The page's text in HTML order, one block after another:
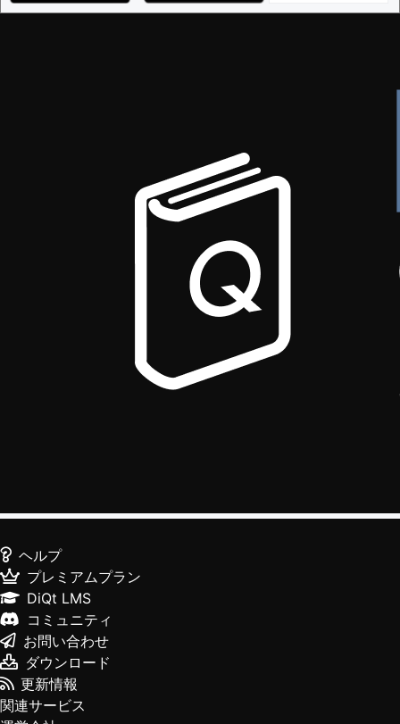
ヘルプ
プレミアムプラン
DiQt LMS
コミュニティ
お問い合わせ
ダウンロード
更新情報
関連サービス